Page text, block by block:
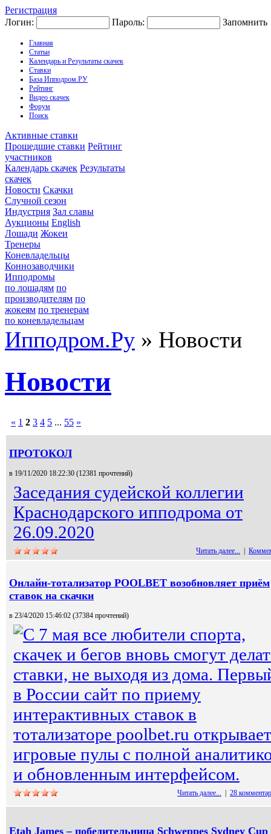
Регистрация
Логин:
Пароль: Запомнить
Главная
Статьи
Календарь и Результаты скачек
Ставки
База Ипподром.РУ
Рейтинг
Видео скачек
Форум
Поиск
Активные ставки
Прошедшие ставки Рейтинг
участников
Календарь скачек Результаты
скачек
Новости Скачки
Случной сезон
Индустрия Зал славы
Аукционы English
Лошади Жокеи
Тренеры
Коневладельцы
Коннозаводчики
Ипподромы
по лошадям по
производителям по
жокеям по тренерам
по коневладельцам
Ипподром.Ру » Новости
Новости
« 1 2 3 4 5 ... 55 »
ПРОТОКОЛ
в 19/11/2020 18:22:30 (12381 прочтений)
Заседания судейской коллегии
Краснодарского ипподрома от
26.09.2020
Читать далее... |
Онлайн-тотализатор POOLBET возобновляет приём
ставок на скачки
в 23/4/2020 15:46:02 (37384 прочтений)
С 7 мая все любители спорта,
скачек и бегов вновь смогут
ставки, не выходя из дома.
в России сайт по приему
интерактивных ставок в
тотализаторе poolbet.ru открывает
игровые пулы с полной
и обновленным интерфейсом.
Читать далее... | 28
Etah James – победительница Schweppes Sydney Cup